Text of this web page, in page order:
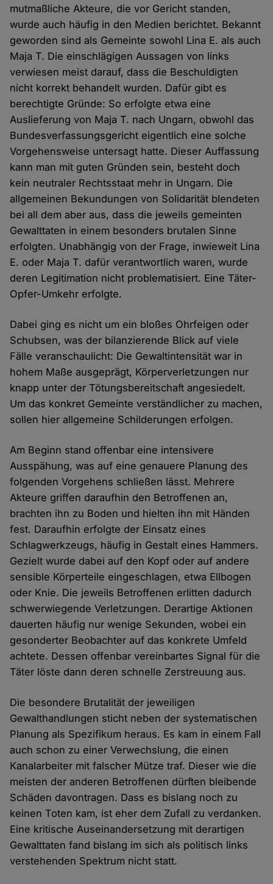
mutmaßliche Akteure, die vor Gericht standen,
wurde auch häufig in den Medien berichtet. Bekannt
geworden sind als Gemeinte sowohl Lina E. als auch
Maja T. Die einschlägigen Aussagen von links
verwiesen meist darauf, dass die Beschuldigten
nicht korrekt behandelt wurden. Dafür gibt es
berechtigte Gründe: So erfolgte etwa eine
Auslieferung von Maja T. nach Ungarn, obwohl das
Bundesverfassungsgericht eigentlich eine solche
Vorgehensweise untersagt hatte. Dieser Auffassung
kann man mit guten Gründen sein, besteht doch
kein neutraler Rechtsstaat mehr in Ungarn. Die
allgemeinen Bekundungen von Solidarität blendeten
bei all dem aber aus, dass die jeweils gemeinten
Gewalttaten in einem besonders brutalen Sinne
erfolgten. Unabhängig von der Frage, inwieweit Lina
E. oder Maja T. dafür verantwortlich waren, wurde
deren Legitimation nicht problematisiert. Eine Täter-
Opfer-Umkehr erfolgte.
Dabei ging es nicht um ein bloßes Ohrfeigen oder
Schubsen, was der bilanzierende Blick auf viele
Fälle veranschaulicht: Die Gewaltintensität war in
hohem Maße ausgeprägt, Körperverletzungen nur
knapp unter der Tötungsbereitschaft angesiedelt.
Um das konkret Gemeinte verständlicher zu machen,
sollen hier allgemeine Schilderungen erfolgen.
Am Beginn stand offenbar eine intensivere
Ausspähung, was auf eine genauere Planung des
folgenden Vorgehens schließen lässt. Mehrere
Akteure griffen daraufhin den Betroffenen an,
brachten ihn zu Boden und hielten ihn mit Händen
fest. Daraufhin erfolgte der Einsatz eines
Schlagwerkzeugs, häufig in Gestalt eines Hammers.
Gezielt wurde dabei auf den Kopf oder auf andere
sensible Körperteile eingeschlagen, etwa Ellbogen
oder Knie. Die jeweils Betroffenen erlitten dadurch
schwerwiegende Verletzungen. Derartige Aktionen
dauerten häufig nur wenige Sekunden, wobei ein
gesonderter Beobachter auf das konkrete Umfeld
achtete. Dessen offenbar vereinbartes Signal für die
Täter löste dann deren schnelle Zerstreuung aus.
Die besondere Brutalität der jeweiligen
Gewalthandlungen sticht neben der systematischen
Planung als Spezifikum heraus. Es kam in einem Fall
auch schon zu einer Verwechslung, die einen
Kanalarbeiter mit falscher Mütze traf. Dieser wie die
meisten der anderen Betroffenen dürften bleibende
Schäden davontragen. Dass es bislang noch zu
keinen Toten kam, ist eher dem Zufall zu verdanken.
Eine kritische Auseinandersetzung mit derartigen
Gewalttaten fand bislang im sich als politisch links
verstehenden Spektrum nicht statt.